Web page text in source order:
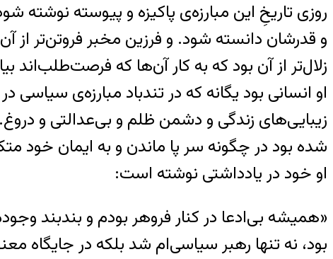
روزی تاریخِ این مبارزه‌ی پاکیزه و پیوسته نوشته
و قدرشان دانسته شود. و فرزین مخبر فروتن‌تر از
زلال‌تر از آن بود که به کار آن‌ها که فرصت‌طلب‌اند
او انسانی بود یگانه که در تندباد مبارزه‌ی
زیبایی‌های زندگی و دشمن ظلم و بی‌عدالتی و دروغ.
شده بود در چگونه سر پا ماندن و به ایمان خود
او خود در یادداشتی نوشته است:
«همیشه بی‌ادعا در کنار فروهر بودم و بندبند
بود، نه تنها رهبر سیاسی‌ام شد بلکه در جایگاه